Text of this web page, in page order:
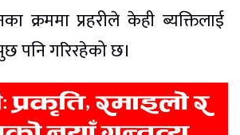
क्रममा प्रहरीले केही ब्यक्तिलाई
पनि गरिरहेको छ।